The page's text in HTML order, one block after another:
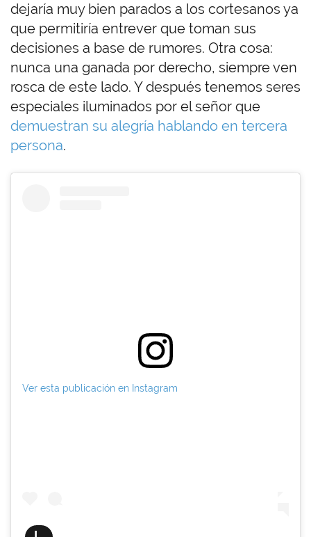
dejaría muy bien parados a los cortesanos ya
que permitiría entrever que toman sus
decisiones a base de rumores. Otra cosa:
nunca una ganada por derecho, siempre ven
rosca de este lado. Y después tenemos seres
especiales iluminados por el señor que
demuestran su alegría hablando en tercera
persona.
Ver esta publicación en Instagram